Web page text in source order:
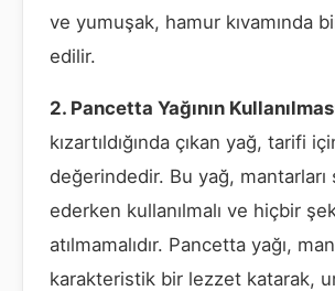
ve yumuşak, hamur kıvamında
edilir.
2. Pancetta Yağının
kızartıldığında çıkan yağ, tarifi
değerindedir. Bu yağ, mantarları
ederken kullanılmalı ve hiçbir
atılmamalıdır. Pancetta yağı,
karakteristik bir lezzet katarak,